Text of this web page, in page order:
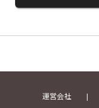
運営会社